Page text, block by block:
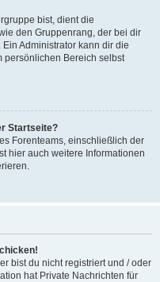
bist, dient die
den Gruppenrang, der bei dir
Administrator kann dir die
persönlichen Bereich selbst
Startseite?
Forenteams, einschließlich der
hier auch weitere Informationen
bist du nicht registriert und / oder
hat Private Nachrichten für